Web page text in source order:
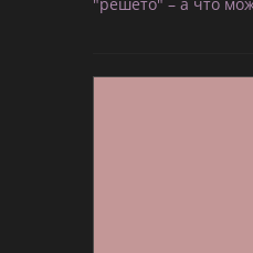
"решето" – а что